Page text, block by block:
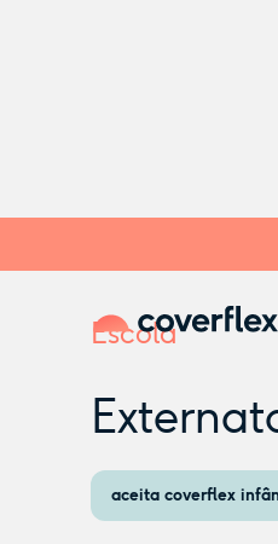
Escola
aceita coverflex